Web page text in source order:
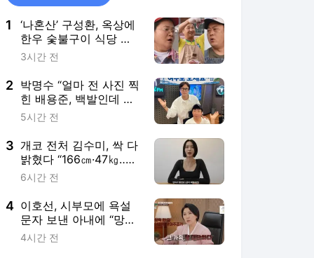
1
‘나혼산’ 구성환, 옥상에
한우 숯불구이 식당 차
렸다‥팜유 지운 덩어리
3시간 전
2 박명수 “얼마 전 사진 찍
힌 배용준, 백발인데 얼
굴은 그대로”(라디오쇼)
5시간 전
3 개코 전처 김수미, 싹 다
밝혔다 “166㎝·47㎏‥이
젠 연하가 좋아” (수미차
6시간 전
4 이호선, 시부모에 욕설
문자 보낸 아내에 “망나
니 며느리 받아주는 시
4시간 전